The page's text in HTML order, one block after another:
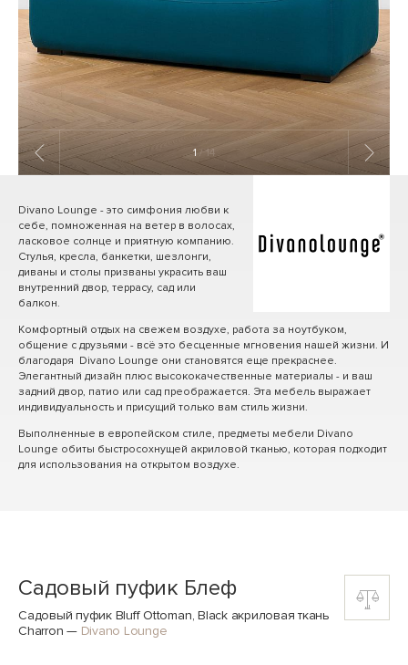
1 / 14
Divano Lounge - это симфония любви к
себе, помноженная на ветер в волосах,
ласковое солнце и приятную компанию.
Стулья, кресла, банкетки, шезлонги,
диваны и столы призваны украсить ваш
внутренний двор, террасу, сад или
балкон.
Комфортный отдых на свежем воздухе, работа за ноутбуком,
общение с друзьями - всё это бесценные мгновения нашей жизни. И
благодаря Divano Lounge они становятся еще прекраснее.
Элегантный дизайн плюс высококачественные материалы - и ваш
задний двор, патио или сад преображается. Эта мебель выражает
индивидуальность и присущий только вам стиль жизни.
Выполненные в европейском стиле, предметы мебели Divano
Lounge обиты быстросохнущей акриловой тканью, которая подходит
для использования на открытом воздухе.
Садовый пуфик Блеф
Садовый пуфик Bluff Ottoman, Black акриловая ткань
Charron — Divano Lounge